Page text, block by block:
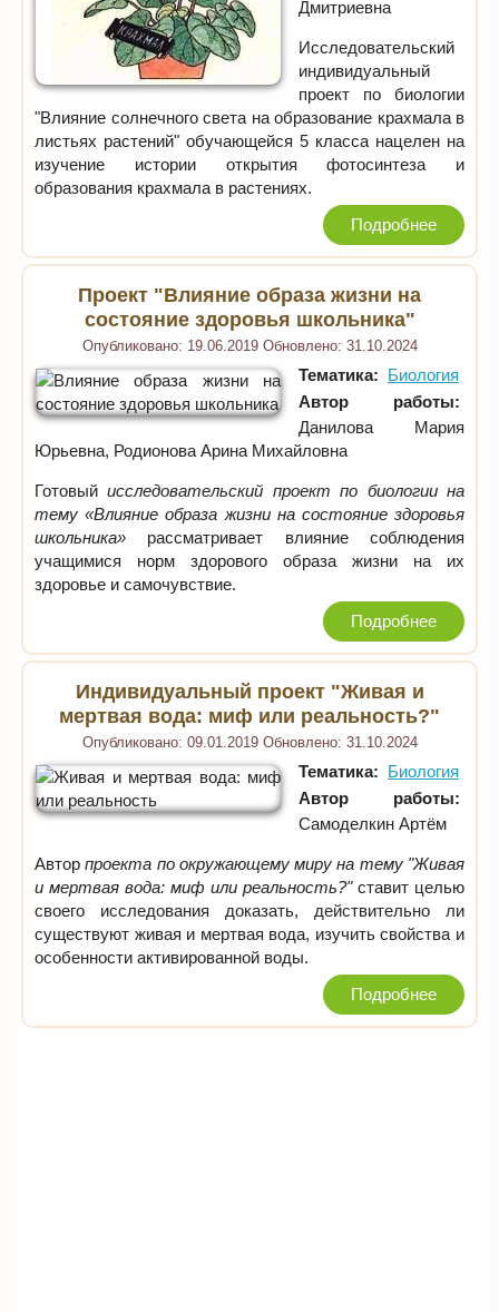
Дмитриевна
Исследовательский
индивидуальный
проект по биологии
"Влияние солнечного света на образование крахмала в
листьях растений" обучающейся 5 класса нацелен на
изучение истории открытия фотосинтеза и
образования крахмала в растениях.
Подробнее
Проект "Влияние образа жизни на
состояние здоровья школьника"
Опубликовано: 19.06.2019 Обновлено: 31.10.2024
Тематика: Биология
Автор работы:
Данилова Мария
Юрьевна, Родионова Арина Михайловна
Готовыйисследовательский проект по биологии на
тему «Влияние образа жизни на состояние здоровья
школьника» рассматривает влияние соблюдения
учащимися норм здорового образа жизни на их
здоровье и самочувствие.
Подробнее
Индивидуальный проект "Живая и
мертвая вода: миф или реальность?"
Опубликовано: 09.01.2019 Обновлено: 31.10.2024
Тематика: Биология
Автор работы:
Самоделкин Артём
Авторпроекта по окружающему миру на тему "Живая
и мертвая вода: миф или реальность?" ставит целью
своего исследования доказать, действительно ли
существуют живая и мертвая вода, изучить свойства и
особенности активированной воды.
Подробнее